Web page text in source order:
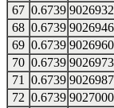
67 0.6739
68 0.6739
69 0.6739
70 0.6739
71
0.6739
72 0.6739